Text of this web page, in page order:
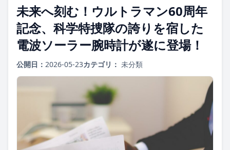
未来へ刻む！ウルトラマン60周年
記念、科学特捜隊の誇りを宿した
電波ソーラー腕時計が遂に登場！
公開日： 2026-05-23カテゴリ： 未分類